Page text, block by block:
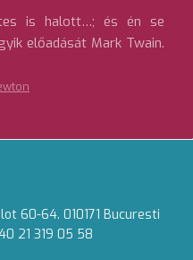
is halott…; és én se
előadását Mark Twain.
60-64. 010171 Bucuresti
21 319 05 58